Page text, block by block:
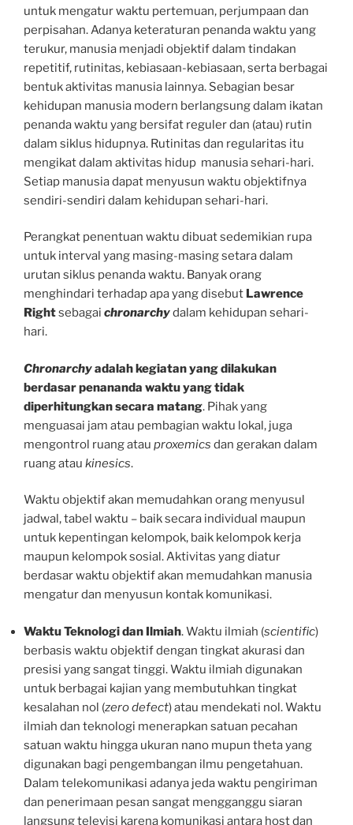
untuk mengatur waktu pertemuan, perjumpaan dan
perpisahan. Adanya keteraturan penanda waktu yang
terukur, manusia menjadi objektif dalam tindakan
repetitif, rutinitas, kebiasaan-kebiasaan, serta berbagai
bentuk aktivitas manusia lainnya. Sebagian besar
kehidupan manusia modern berlangsung dalam ikatan
penanda waktu yang bersifat reguler dan (atau) rutin
dalam siklus hidupnya. Rutinitas dan regularitas itu
mengikat dalam aktivitas hidup manusia sehari-hari.
Setiap manusia dapat menyusun waktu objektifnya
sendiri-sendiri dalam kehidupan sehari-hari.
Perangkat penentuan waktu dibuat sedemikian rupa
untuk interval yang masing-masing setara dalam
urutan siklus penanda waktu. Banyak orang
menghindari terhadap apa yang disebut Lawrence
Rightsebagai chronarchydalam kehidupan sehari-
hari.
Chronarchyadalah kegiatan yang dilakukan
berdasar penananda waktu yang tidak
diperhitungkan secara matang. Pihak yang
menguasai jam atau pembagian waktu lokal, juga
mengontrol ruang atau proxemics dan gerakan dalam
ruang atau kinesics.
Waktu objektif akan memudahkan orang menyusul
jadwal, tabel waktu – baik secara individual maupun
untuk kepentingan kelompok, baik kelompok kerja
maupun kelompok sosial. Aktivitas yang diatur
berdasar waktu objektif akan memudahkan manusia
mengatur dan menyusun kontak komunikasi.
Waktu Teknologi dan Ilmiah. Waktu ilmiah (scientific)
berbasis waktu objektif dengan tingkat akurasi dan
presisi yang sangat tinggi. Waktu ilmiah digunakan
untuk berbagai kajian yang membutuhkan tingkat
kesalahan nol (zero defect) atau mendekati nol. Waktu
ilmiah dan teknologi menerapkan satuan pecahan
satuan waktu hingga ukuran nano mupun theta yang
digunakan bagi pengembangan ilmu pengetahuan.
Dalam telekomunikasi adanya jeda waktu pengiriman
dan penerimaan pesan sangat mengganggu siaran
langsung televisi karena komunikasi antara host dan